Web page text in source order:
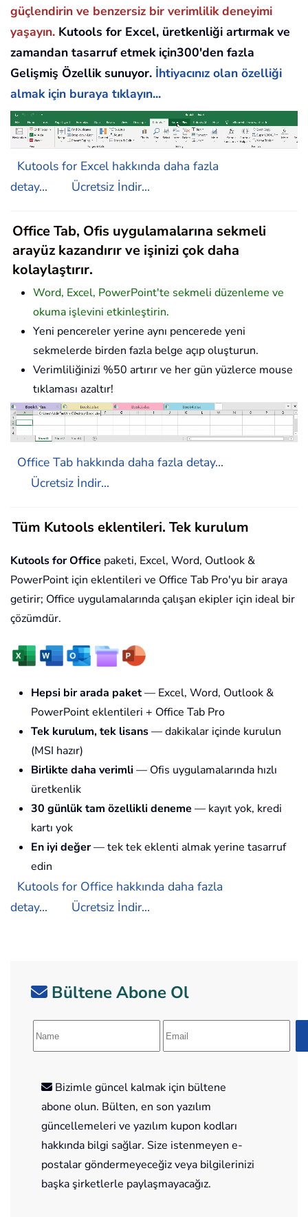
güçlendirin ve benzersiz bir verimlilik deneyimi
yaşayın. Kutools for Excel, üretkenliği artırmak ve
zamandan tasarruf etmek için300'den fazla
Gelişmiş Özellik sunuyor. İhtiyacınız olan özelliği
almak için buraya tıklayın...
Kutools for Excel hakkında daha fazla
detay...
Ücretsiz İndir...
Office Tab, Ofis uygulamalarına sekmeli
arayüz kazandırır ve işinizi çok daha
kolaylaştırır.
Word, Excel, PowerPoint'te sekmeli düzenleme ve
okuma işlevini etkinleştirin.
Yeni pencereler yerine aynı pencerede yeni
sekmelerde birden fazla belge açıp oluşturun.
Verimliliğinizi %50 artırır ve her gün yüzlerce mouse
tıklaması azaltır!
Office Tab hakkında daha fazla detay...
Ücretsiz İndir...
Tüm Kutools eklentileri. Tek kurulum
Kutools for Office paketi, Excel, Word, Outlook &
PowerPoint için eklentileri ve Office Tab Pro'yu bir araya
getirir; Office uygulamalarında çalışan ekipler için ideal bir
çözümdür.
Hepsi bir arada paket— Excel, Word, Outlook &
PowerPoint eklentileri + Office Tab Pro
Tek kurulum, tek lisans— dakikalar içinde kurulun
(MSI hazır)
Birlikte daha verimli — Ofis uygulamalarında hızlı
üretkenlik
30 günlük tam özellikli deneme — kayıt yok, kredi
kartı yok
En iyi değer— tek tek eklenti almak yerine tasarruf
edin
Kutools for Office hakkında daha fazla
detay...
Ücretsiz İndir...
Bültene Abone Ol
Bizimle güncel kalmak için bültene
abone olun. Bülten, en son yazılım
güncellemeleri ve yazılım kupon kodları
hakkında bilgi sağlar. Size istenmeyen e-
postalar göndermeyeceğiz veya bilgilerinizi
başka şirketlerle paylaşmayacağız.